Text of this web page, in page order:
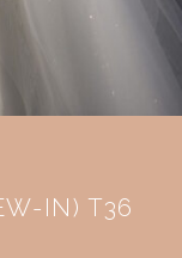
IN) T36